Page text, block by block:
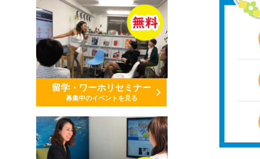
留学・ワーホリセミナー
募集中のイベントを見る